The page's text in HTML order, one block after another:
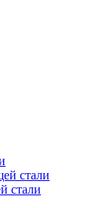
стали
стали